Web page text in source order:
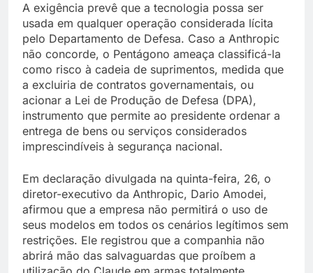
A exigência prevê que a tecnologia possa ser
usada em qualquer operação considerada lícita
pelo Departamento de Defesa. Caso a Anthropic
não concorde, o Pentágono ameaça classificá-la
como risco à cadeia de suprimentos, medida que
a excluiria de contratos governamentais, ou
acionar a Lei de Produção de Defesa (DPA),
instrumento que permite ao presidente ordenar a
entrega de bens ou serviços considerados
imprescindíveis à segurança nacional.
Em declaração divulgada na quinta-feira, 26, o
diretor-executivo da Anthropic, Dario Amodei,
afirmou que a empresa não permitirá o uso de
seus modelos em todos os cenários legítimos sem
restrições. Ele registrou que a companhia não
abrirá mão das salvaguardas que proíbem a